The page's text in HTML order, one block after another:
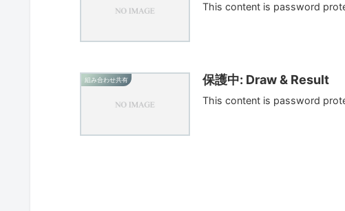
This content is password
組み合わせ共有 保護中: Draw & Result
This content is password